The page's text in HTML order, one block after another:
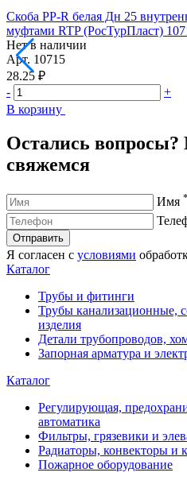
Скоба PP-R белая Дн 25
муфтами RTP (РосТурПласт)
Нет в наличии
Арт. 10715
28.25 ₽
-
+
В корзину
Остались
свяжемся
Имя *
Отправить
Я согласен с условиями
Каталог
Трубы и фитинги
Трубы канализационные,
изделия
Детали трубопроводов,
Запорная арматура и
Каталог
Регулирующая,
автоматика
Фильтры, грязевики и
Радиаторы, конвекторы и
Пожарное оборудование